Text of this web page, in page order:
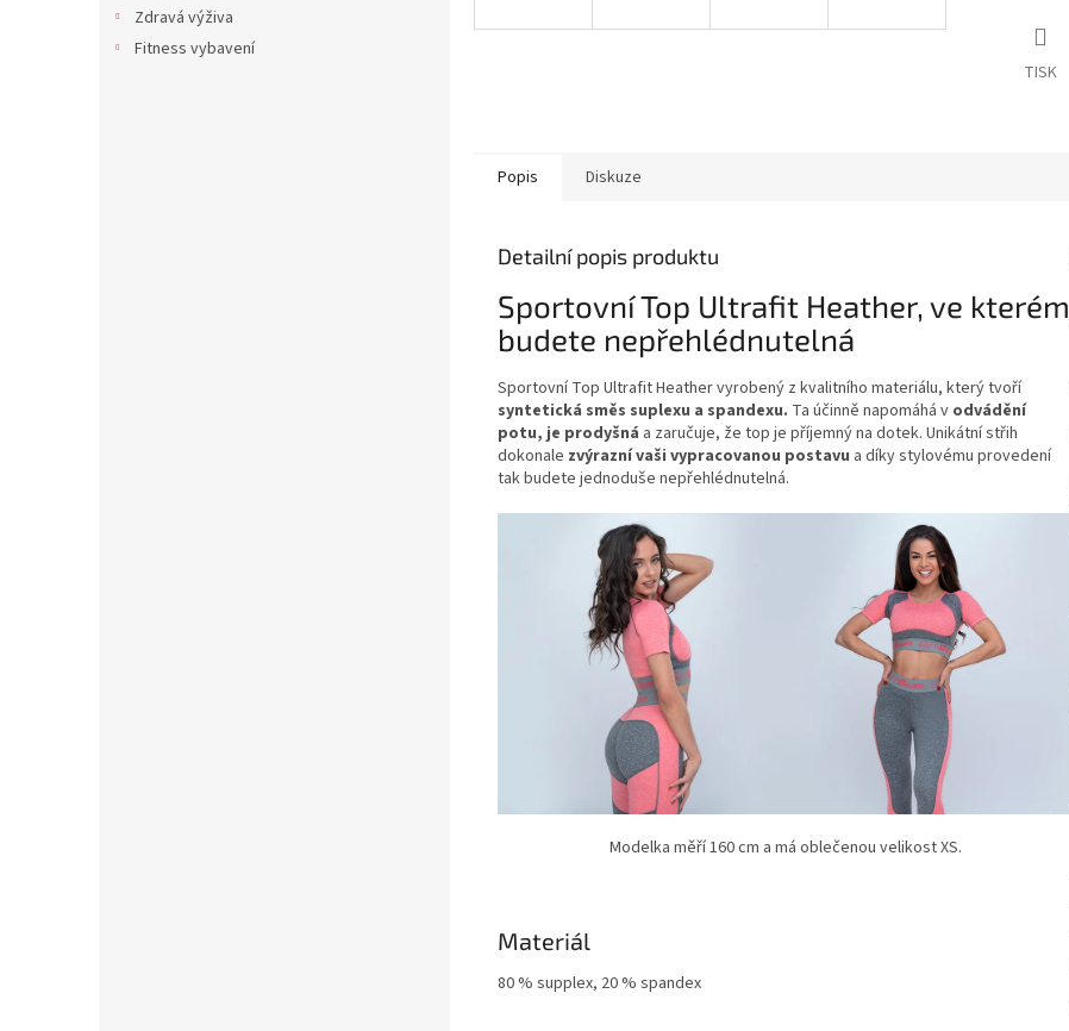
Zdravá výživa
Fitness vybavení
TISK
Popis Diskuze
Detailní popis produktu
Sportovní Top Ultrafit Heather, ve kterém
budete nepřehlédnutelná
Sportovní Top Ultrafit Heather vyrobený z kvalitního materiálu, který tvoří
syntetická směs suplexu a spandexu. Ta účinně napomáhá v odvádění
potu, je prodyšná a zaručuje, že top je příjemný na dotek. Unikátní střih
dokonale zvýrazní vaši vypracovanou postavu a díky stylovému provedení
tak budete jednoduše nepřehlédnutelná.
Modelka měří 160 cm a má oblečenou velikost XS.
Materiál
80 % supplex, 20 % spandex